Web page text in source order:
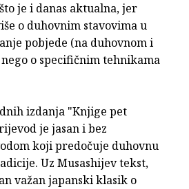
je i danas aktualna, jer
o duhovnim stavovima u
pobjede (na duhovnom i
o specifičnim tehnikama
izdanja "Knjige pet
je jasan i bez
koji predočuje duhovnu
Uz Musashijev tekst,
važan japanski klasik o